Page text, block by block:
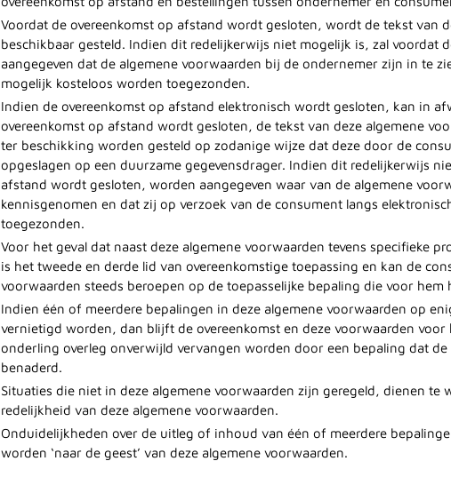
Voordat de overeenkomst op afstand wordt gesloten, wordt de tekst van
beschikbaar gesteld. Indien dit redelijkerwijs niet mogelijk is, zal voordat
aangegeven dat de algemene voorwaarden bij de ondernemer zijn in te
mogelijk kosteloos worden toegezonden.
Indien de overeenkomst op afstand elektronisch wordt gesloten, kan in
overeenkomst op afstand wordt gesloten, de tekst van deze algemene
ter beschikking worden gesteld op zodanige wijze dat deze door de
opgeslagen op een duurzame gegevensdrager. Indien dit redelijkerwijs
afstand wordt gesloten, worden aangegeven waar van de algemene
kennisgenomen en dat zij op verzoek van de consument langs
toegezonden.
Voor het geval dat naast deze algemene voorwaarden tevens specifieke
is het tweede en derde lid van overeenkomstige toepassing en kan de
voorwaarden steeds beroepen op de toepasselijke bepaling die voor hem
Indien één of meerdere bepalingen in deze algemene voorwaarden op
vernietigd worden, dan blijft de overeenkomst en deze voorwaarden
onderling overleg onverwijld vervangen worden door een bepaling dat
benaderd.
Situaties die niet in deze algemene voorwaarden zijn geregeld, dienen te
redelijkheid van deze algemene voorwaarden.
Onduidelijkheden over de uitleg of inhoud van één of meerdere
worden ‘naar de geest’ van deze algemene voorwaarden.